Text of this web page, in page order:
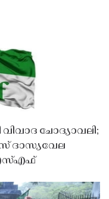
ചോദ്യാവലി;
ദാസ്യവേല